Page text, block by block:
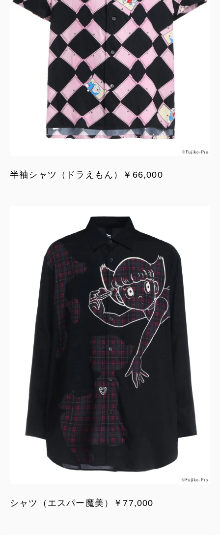
半袖シャツ（ドラえもん）￥66,000
シャツ（エスパー魔美）￥77,000